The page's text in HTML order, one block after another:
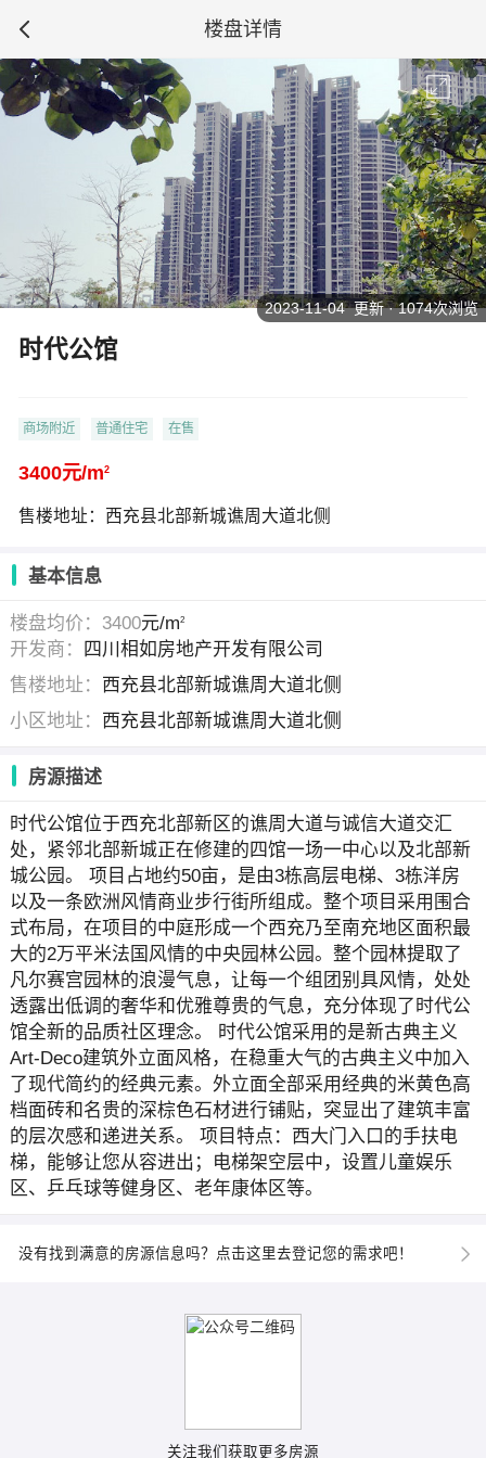
楼盘详情
时代公馆
商场附近 普通住宅 在售
3400元/m2
售楼地址：西充县北部新城谯周大道北侧
2023-11-04 更新 · 1074次浏览
基本信息
楼盘均价：3400元/m2
开发商：
四川相如房地产开发有限公司
售楼地址： 西充县北部新城谯周大道北侧
小区地址： 西充县北部新城谯周大道北侧
房源描述
时代公馆位于西充北部新区的谯周大道与诚信大道交汇
处，紧邻北部新城正在修建的四馆一场一中心以及北部新
城公园。 项目占地约50亩，是由3栋高层电梯、3栋洋房
以及一条欧洲风情商业步行街所组成。整个项目采用围合
式布局，在项目的中庭形成一个西充乃至南充地区面积最
大的2万平米法国风情的中央园林公园。整个园林提取了
凡尔赛宫园林的浪漫气息，让每一个组团别具风情，处处
透露出低调的奢华和优雅尊贵的气息，充分体现了时代公
馆全新的品质社区理念。 时代公馆采用的是新古典主义
Art-Deco建筑外立面风格，在稳重大气的古典主义中加入
了现代简约的经典元素。外立面全部采用经典的米黄色高
档面砖和名贵的深棕色石材进行铺贴，突显出了建筑丰富
的层次感和递进关系。 项目特点：西大门入口的手扶电
梯，能够让您从容进出；电梯架空层中，设置儿童娱乐
区、乒乓球等健身区、老年康体区等。
没有找到满意的房源信息吗？点击这里去登记您的需求吧！
关注我们获取更多房源